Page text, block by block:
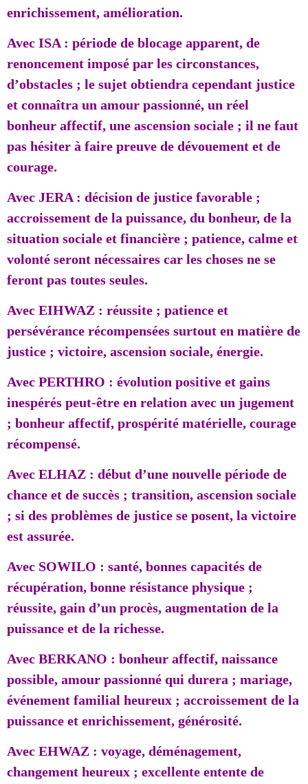
enrichissement, amélioration.
Avec ISA : période de blocage apparent, de
renoncement imposé par les circonstances,
d’obstacles ; le sujet obtiendra cependant justice
et connaîtra un amour passionné, un réel
bonheur affectif, une ascension sociale ; il ne faut
pas hésiter à faire preuve de dévouement et de
courage.
Avec JERA : décision de justice favorable ;
accroissement de la puissance, du bonheur, de la
situation sociale et financière ; patience, calme et
volonté seront nécessaires car les choses ne se
feront pas toutes seules.
Avec EIHWAZ : réussite ; patience et
persévérance récompensées surtout en matière de
justice ; victoire, ascension sociale, énergie.
Avec PERTHRO : évolution positive et gains
inespérés peut-être en relation avec un jugement
; bonheur affectif, prospérité matérielle, courage
récompensé.
Avec ELHAZ : début d’une nouvelle période de
chance et de succès ; transition, ascension sociale
; si des problèmes de justice se posent, la victoire
est assurée.
Avec SOWILO : santé, bonnes capacités de
récupération, bonne résistance physique ;
réussite, gain d’un procès, augmentation de la
puissance et de la richesse.
Avec BERKANO : bonheur affectif, naissance
possible, amour passionné qui durera ; mariage,
événement familial heureux ; accroissement de la
puissance et enrichissement, générosité.
Avec EHWAZ : voyage, déménagement,
changement heureux ; excellente entente de